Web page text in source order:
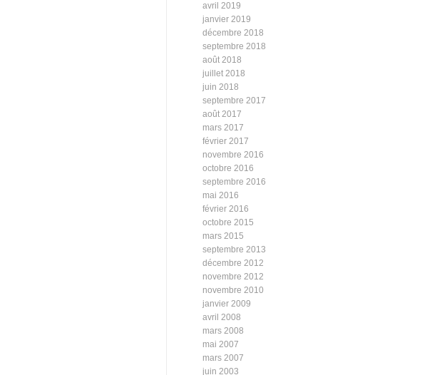
avril 2019
janvier 2019
décembre 2018
septembre 2018
août 2018
juillet 2018
juin 2018
septembre 2017
août 2017
mars 2017
février 2017
novembre 2016
octobre 2016
septembre 2016
mai 2016
février 2016
octobre 2015
mars 2015
septembre 2013
décembre 2012
novembre 2012
novembre 2010
janvier 2009
avril 2008
mars 2008
mai 2007
mars 2007
juin 2003